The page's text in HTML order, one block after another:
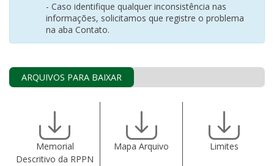
- Caso identifique qualquer inconsistência nas
informações, solicitamos que registre o problema
na aba Contato.
ARQUIVOS PARA BAIXAR
Memorial
Descritivo da RPPN
Mapa Arquivo Limites